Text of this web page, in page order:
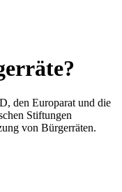
den Europarat und die
Stiftungen
von Bürgerräten.